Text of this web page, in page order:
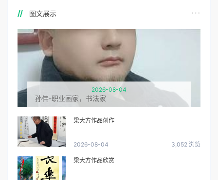
图文展示
2026-08-04
孙伟-职业画家，书法家
梁大方作品创作
2026-08-04 3,052 浏览
梁大方作品欣赏